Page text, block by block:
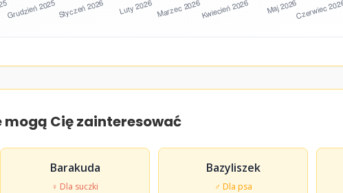
Cię zainteresować
Barakuda
♀ Dla suczki
Bazyliszek
♂ Dla psa